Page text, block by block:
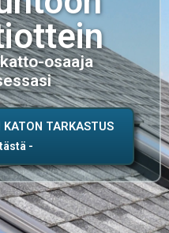
osaaja
TARKASTUS